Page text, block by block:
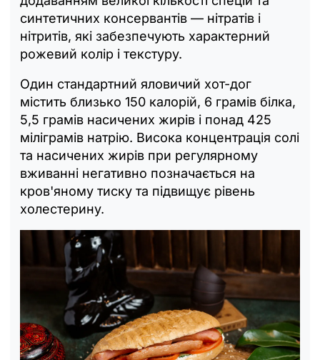
синтетичних консервантів — нітратів і
нітритів, які забезпечують характерний
рожевий колір і текстуру.
Один стандартний яловичий хот-дог
містить близько 150 калорій, 6 грамів білка,
5,5 грамів насичених жирів і понад 425
міліграмів натрію. Висока концентрація солі
та насичених жирів при регулярному
вживанні негативно позначається на
кров'яному тиску та підвищує рівень
холестерину.